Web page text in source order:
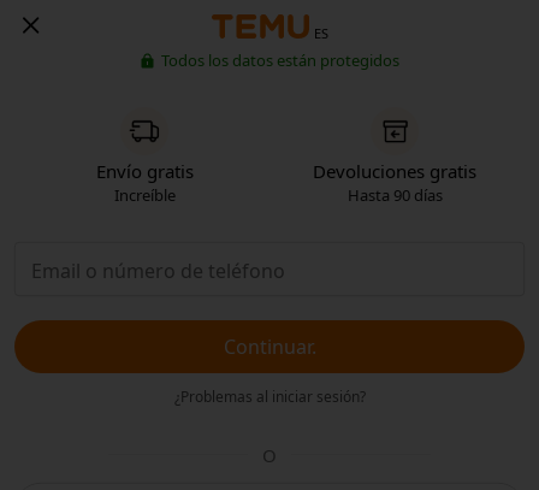
ES
Todos los datos están protegidos
Envío gratis
Increíble
Devoluciones gratis
Hasta 90 días
Continuar.
¿Problemas al iniciar sesión?
O